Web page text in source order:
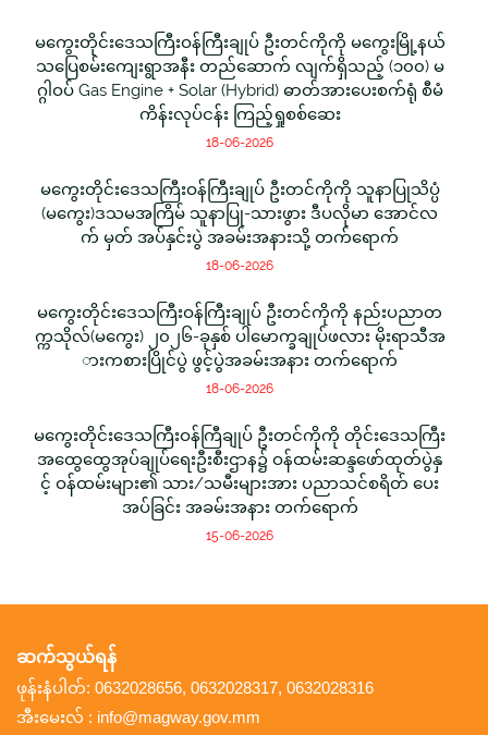
မကွေးတိုင်းဒေသကြီးဝန်ကြီးချုပ် ဦးတင်ကိုကို မကွေးမြို့နယ်
သပြေစမ်းကျေးရွာအနီး တည်ဆောက် လျက်ရှိသည့် (၁၀၀) မ
ဂ္ဂါဝပ် Gas Engine + Solar (Hybrid) ဓာတ်အားပေးစက်ရုံ စီမံ
ကိန်းလုပ်ငန်း ကြည့်ရှုစစ်ဆေး
18-06-2026
မကွေးတိုင်းဒေသကြီးဝန်ကြီးချုပ် ဦးတင်ကိုကို သူနာပြုသိပ္ပံ
(မကွေး)ဒသမအကြိမ် သူနာပြု-သားဖွား ဒီပလိုမာ အောင်လ
က် မှတ် အပ်နှင်းပွဲ အခမ်းအနားသို့ တက်ရောက်
18-06-2026
မကွေးတိုင်းဒေသကြီးဝန်ကြီးချုပ် ဦးတင်ကိုကို နည်းပညာတ
က္ကသိုလ်(မကွေး) ၂၀၂၆-ခုနှစ် ပါမောက္ခချုပ်ဖလား မိုးရာသီအ
ားကစားပြိုင်ပွဲ ဖွင့်ပွဲအခမ်းအနား တက်ရောက်
18-06-2026
မကွေးတိုင်းဒေသကြီးဝန်ကြီချုပ် ဦးတင်ကိုကို တိုင်းဒေသကြီး
အထွေထွေအုပ်ချုပ်ရေးဦးစီးဌာန၌ ဝန်ထမ်းဆန္ဒဖော်ထုတ်ပွဲနှ
င့် ဝန်ထမ်းများ၏ သား/သမီးများအား ပညာသင်စရိတ် ပေး
အပ်ခြင်း အခမ်းအနား တက်ရောက်
15-06-2026
ဆက်သွယ်ရန်
ဖုန်းနံပါတ်: 0632028656, 0632028317, 0632028316
အီးမေးလ် : info@magway.gov.mm